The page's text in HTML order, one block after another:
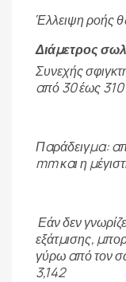
Έλλειψη ροής
Διάμετρος
Συνεχής
από 30 έως
Παράδειγμα:
mm και η
Εάν δεν
εξάτμισης,
γύρω από τον
3,142